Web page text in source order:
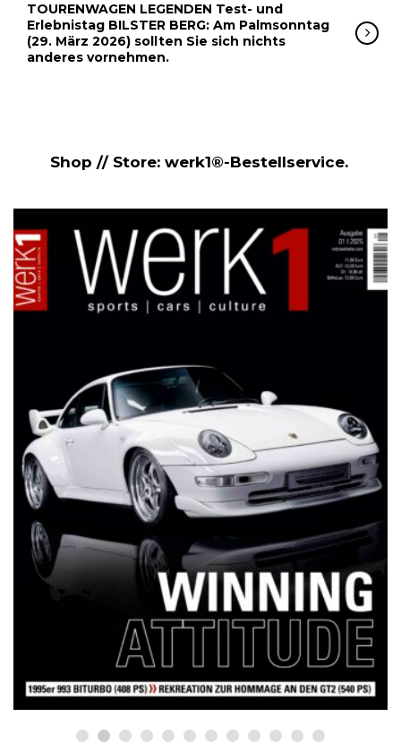
TOURENWAGEN LEGENDEN Test- und
Erlebnistag BILSTER BERG: Am Palmsonntag
(29. März 2026) sollten Sie sich nichts
anderes vornehmen.
Shop // Store: werk1®-Bestellservice.
NETZWERKEINS GO! // ONLINE-STORE BY WERK1
12 Jahre werk1® sports | cars |
culture: Bestellen Sie jetzt die
neue Sommerausgabe 01 | 2025
(erscheint am 1. Juli 2025) online
auf netzwerkeins | GO!
23. Juni 2025